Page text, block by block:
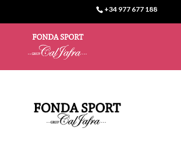
+34 977 677 188